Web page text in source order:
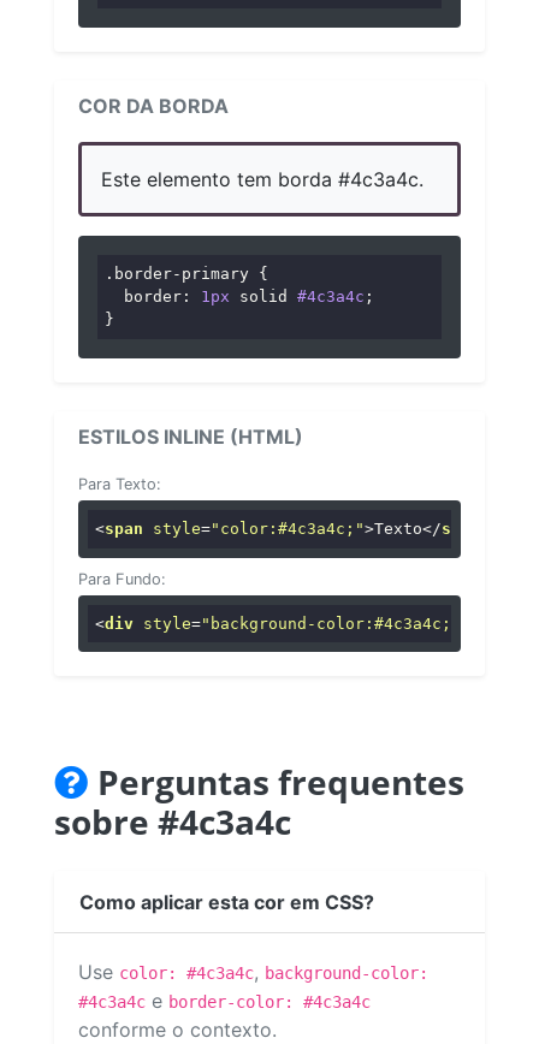
COR DA BORDA
Este elemento tem borda #4c3a4c.
.border-primary {
border : 1px solid #4c3a4c ;
}
ESTILOS INLINE (HTML)
Para Texto:
<span style="color:#4c3a4c;">Texto</span
Para Fundo:
<div style="background-color:#4c3a4c;"
Perguntas frequentes
sobre #4c3a4c
Como aplicar esta cor em CSS?
Use color: #4c3a4c, background-color:
#4c3a4c e border-color: #4c3a4c
conforme o contexto.